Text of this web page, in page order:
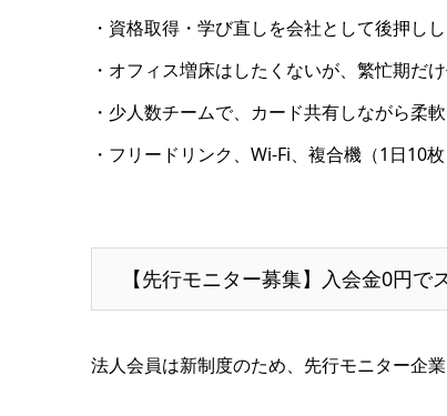
・資格取得・学び直しを会社として後押し
・オフィス増床はしたくないが、繁忙期だ
・少人数チームで、カード共有しながら柔
・フリードリンク、Wi-Fi、複合機（1日10
【先行モニター募集】入会金0円で
法人会員は新制度のため、先行モニター企